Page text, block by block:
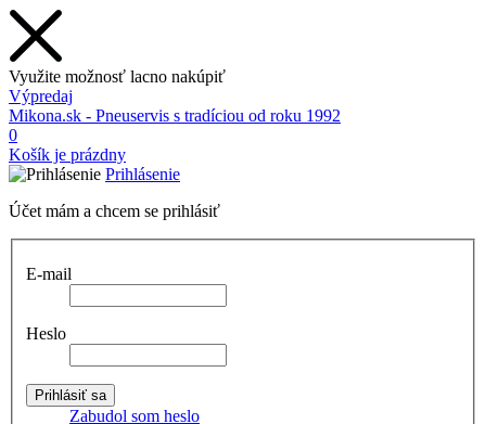
Využite možnosť lacno nakúpiť
Výpredaj
Mikona.sk - Pneuservis s tradíciou od roku 1992
0
Košík je prázdny
Prihlásenie
Účet mám a chcem se prihlásiť
E-mail
Heslo
Zabudol som heslo